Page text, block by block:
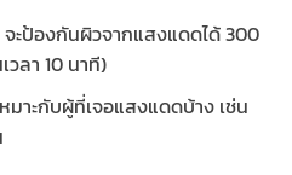
ะป้องกันผิวจากแสงแดดได้ 300
วลา 10 นาที)
มาะกับผู้ที่เจอแสงแดดบ้าง เช่น